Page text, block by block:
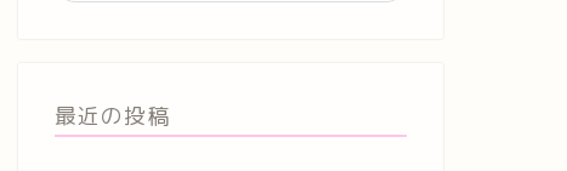
最近の投稿